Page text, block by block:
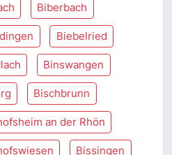
Biberbach
Biebelried
Binswangen
Bischbrunn
an der Rhön
Bissingen